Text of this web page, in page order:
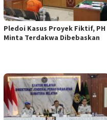
Pledoi Kasus Proyek Fiktif, PH
Minta Terdakwa Dibebaskan